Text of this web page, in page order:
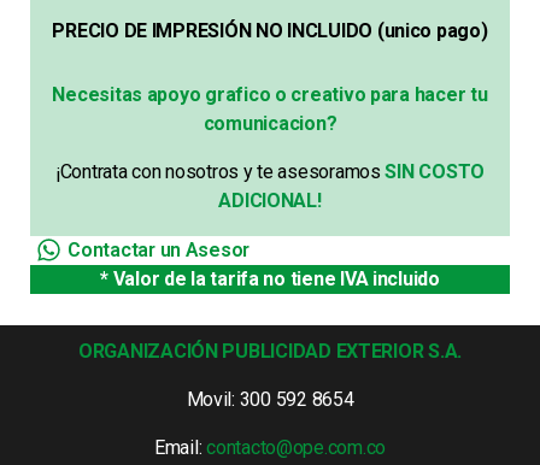
PRECIO DE IMPRESIÓN NO INCLUIDO (unico pago)
Necesitas apoyo grafico o creativo para hacer tu
comunicacion?
¡Contrata con nosotros y te asesoramos SIN COSTO
ADICIONAL!
Contactar un Asesor
* Valor de la tarifa no tiene IVA incluido
ORGANIZACIÓN PUBLICIDAD EXTERIOR S.A.
Movil: 300 592 8654
Email:contacto@ope.com.co